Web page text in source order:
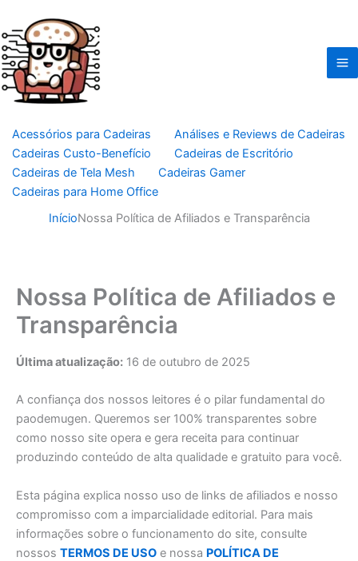
para
o
conteúdo
Acessórios para Cadeiras
Análises e Reviews de Cadeiras
Cadeiras Custo-Benefício
Cadeiras de Escritório
Cadeiras de Tela Mesh
Cadeiras Gamer
Cadeiras para Home Office
InícioNossa Política de Afiliados e Transparência
Nossa Política de Afiliados e
Transparência
Última atualização: 16 de outubro de 2025
A confiança dos nossos leitores é o pilar fundamental do
paodemugen. Queremos ser 100% transparentes sobre
como nosso site opera e gera receita para continuar
produzindo conteúdo de alta qualidade e gratuito para você.
Esta página explica nosso uso de links de afiliados e nosso
compromisso com a imparcialidade editorial. Para mais
informações sobre o funcionamento do site, consulte
nossos TERMOS DE USO e nossa POLÍTICA DE